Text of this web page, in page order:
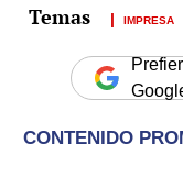
IMPRESA